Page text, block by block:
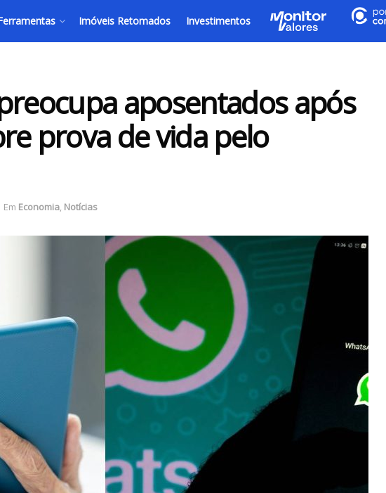
Imóveis Retomados Investimentos
aposentados após
prova de vida pelo
Em Economia, Notícias